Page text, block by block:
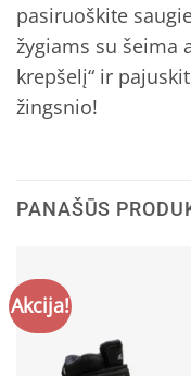
pasiruoškite
žygiams su šeima
krepšelį“ ir
žingsnio!
PANAŠŪS
Akcija!